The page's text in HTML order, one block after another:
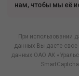
нам, чтобы мы её
При использовании
данных Вы даете свое
данных ОАО АК
SmartCaptcha